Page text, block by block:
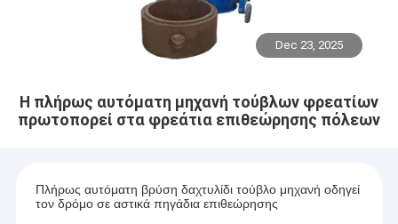
Dec 23, 2025
Η πλήρως αυτόματη μηχανή τούβλων φρεατίων
πρωτοπορεί στα φρεάτια επιθεώρησης πόλεων
Πλήρως αυτόματη βρύση δαχτυλίδι τούβλο μηχανή οδηγεί
τον δρόμο σε αστικά πηγάδια επιθεώρησης